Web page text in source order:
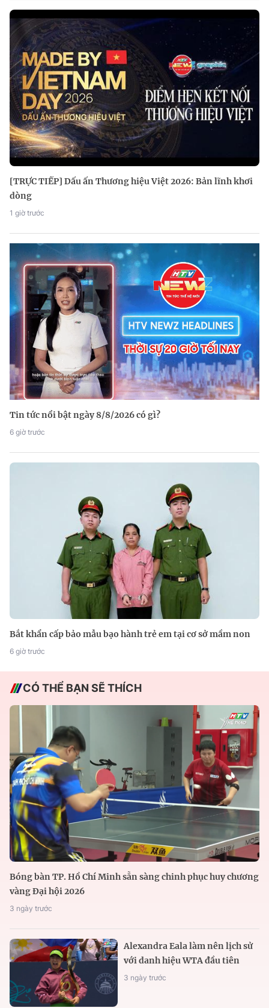
[TRỰC TIẾP] Dấu ấn Thương hiệu Việt 2026: Bản lĩnh khơi
dòng
1 giờ trước
Tin tức nổi bật ngày 8/8/2026 có gì?
6 giờ trước
Bắt khẩn cấp bảo mẫu bạo hành trẻ em tại cơ sở mầm non
6 giờ trước
CÓ THỂ BẠN SẼ THÍCH
Bóng bàn TP. Hồ Chí Minh sẵn sàng chinh phục huy chương
vàng Đại hội 2026
3 ngày trước
Alexandra Eala làm nên lịch sử
với danh hiệu WTA đầu tiên
3 ngày trước